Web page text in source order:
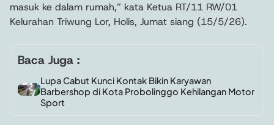
masuk ke dalam rumah,” kata Ketua RT/11 RW/01
Kelurahan Triwung Lor, Holis, Jumat siang (15/5/26).
Baca Juga :
Lupa Cabut Kunci Kontak Bikin Karyawan
Barbershop di Kota Probolinggo Kehilangan Motor
Sport